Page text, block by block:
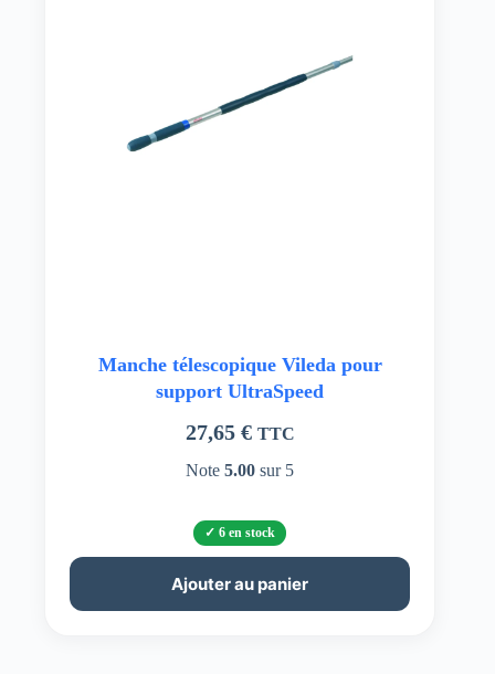
Manche télescopique Vileda pour
support UltraSpeed
27,65 € TTC
Note5.00 sur 5
6 en stock
Ajouter au panier